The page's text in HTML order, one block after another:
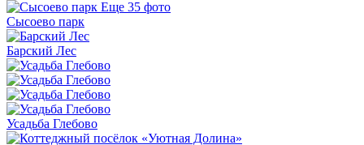
Еще 35 фото
Сысоево парк
Барский Лес
Усадьба Глебово